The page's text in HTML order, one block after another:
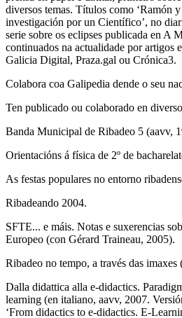
diversos temas. Títulos como ‘Ramón
investigación por un Científico’, no
serie sobre os eclipses publicada en A
continuados na actualidade por artigos
Galicia Digital, Praza.gal ou Crónica3.
Colabora coa Galipedia dende o seu
Ten publicado ou colaborado en
Banda Municipal de Ribadeo 5 (aavv,
Orientacións á física de 2º de
As festas populares no entorno
Ribadeando 2004.
SFTE... e máis. Notas e suxerencias
Europeo (con Gérard Traineau, 2005).
Ribadeo no tempo, a través das imaxes
Dalla didattica alla e-didactics.
learning (en italiano, aavv, 2007.
‘From didactics to e-didactics. E-